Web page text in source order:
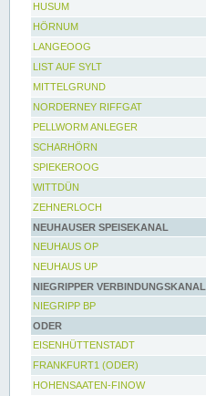
HUSUM
HÖRNUM
LANGEOOG
LIST AUF SYLT
MITTELGRUND
NORDERNEY RIFFGAT
PELLWORM ANLEGER
SCHARHÖRN
SPIEKEROOG
WITTDÜN
ZEHNERLOCH
NEUHAUSER SPEISEKANAL
NEUHAUS OP
NEUHAUS UP
NIEGRIPPER VERBINDUNGSKANAL
NIEGRIPP BP
ODER
EISENHÜTTENSTADT
FRANKFURT1 (ODER)
HOHENSAATEN-FINOW